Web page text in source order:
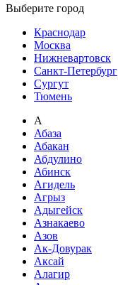
Выберите город
Краснодар
Москва
Нижневартовск
Санкт-Петербург
Сургут
Тюмень
А
Абаза
Абакан
Абдулино
Абинск
Агидель
Агрыз
Адыгейск
Азнакаево
Азов
Ак-Довурак
Аксай
Алагир